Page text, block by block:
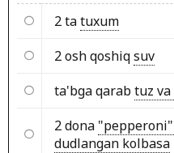
2 tatuxum
2 osh qoshiqsuv
ta'bga qarabtuz
2 dona
dudlangan kolbasa